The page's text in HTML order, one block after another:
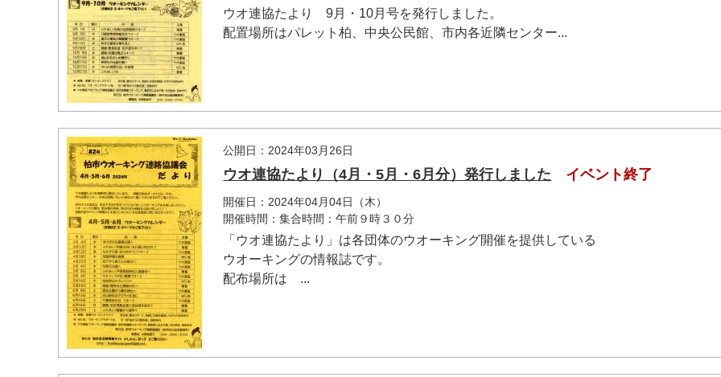
ウオ連協たより 9月・10月号を発行しました。
配置場所はパレット柏、中央公民館、市内各近隣センター...
公開日：2024年03月26日
ウオ連協たより（4月・5月・6月分）発行しました イベント終了
開催日：2024年04月04日（木）
開催時間：集合時間：午前９時３０分
「ウオ連協たより」は各団体のウオーキング開催を提供している
ウオーキングの情報誌です。
配布場所は ...